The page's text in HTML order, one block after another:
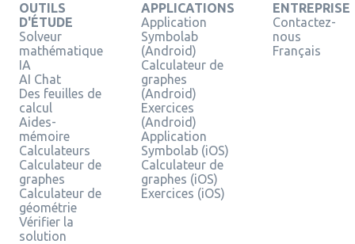
OUTILS
D'ÉTUDE
Solveur
mathématique
IA
AI Chat
Des feuilles de
calcul
Aides-
mémoire
Calculateurs
Calculateur de
graphes
Calculateur de
géométrie
Vérifier la
solution
APPLICATIONS
Application
Symbolab
(Android)
Calculateur de
graphes
(Android)
Exercices
(Android)
Application
Symbolab (iOS)
Calculateur de
graphes (iOS)
Exercices (iOS)
ENTREPRISE
Contactez-
nous
Français